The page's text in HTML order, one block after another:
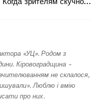
«УЦ». Родом з
Кіровоградщина -
не склалося,
Люблю і вмію
про них.